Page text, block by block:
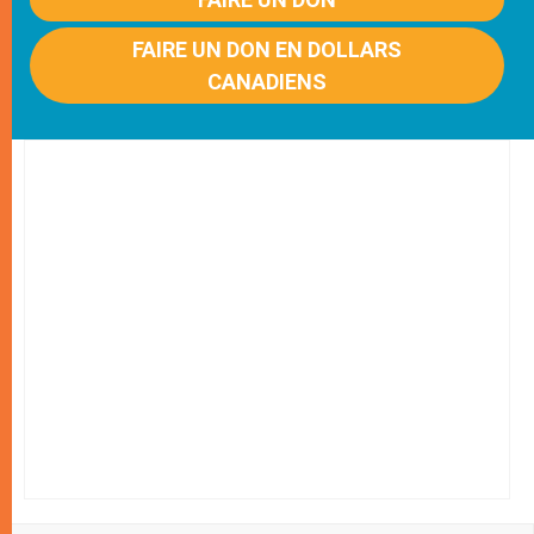
FAIRE UN DON EN DOLLARS
CANADIENS